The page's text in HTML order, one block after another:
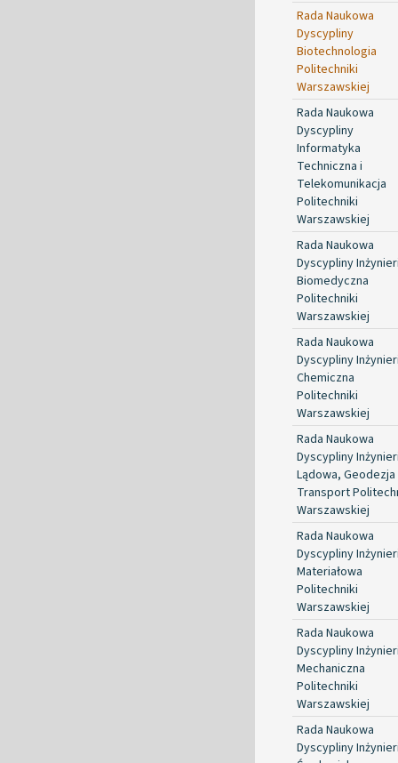
Rada Naukowa
Dyscypliny
Biotechnologia
Politechniki
Warszawskiej
Rada Naukowa
Dyscypliny
Informatyka
Techniczna i
Telekomunikacja
Politechniki
Warszawskiej
Rada Naukowa
Dyscypliny
Biomedyczna
Politechniki
Warszawskiej
Rada Naukowa
Dyscypliny
Chemiczna
Politechniki
Warszawskiej
Rada Naukowa
Dyscypliny
Lądowa, Geodezja
Transport
Warszawskiej
Rada Naukowa
Dyscypliny
Materiałowa
Politechniki
Warszawskiej
Rada Naukowa
Dyscypliny
Mechaniczna
Politechniki
Warszawskiej
Rada Naukowa
Dyscypliny